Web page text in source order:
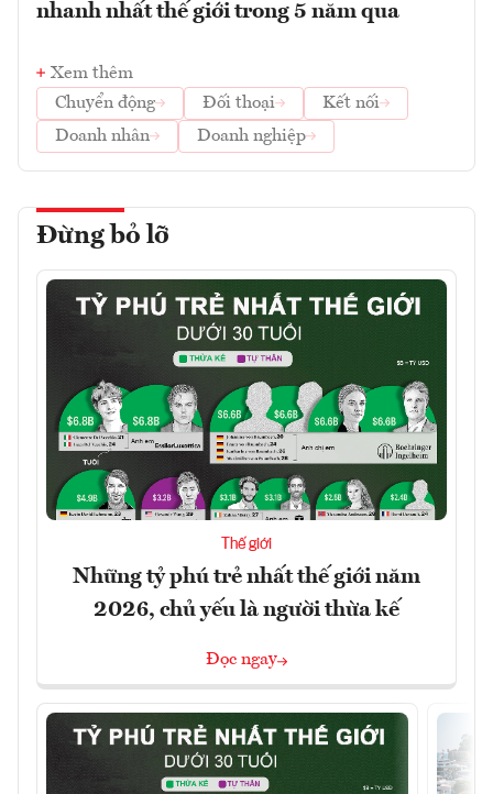
nhanh nhất thế giới trong 5 năm qua
Xem thêm
Chuyển động
Đối thoại
Kết nối
Doanh nhân
Doanh nghiệp
Đừng bỏ lỡ
Thế giới
Những tỷ phú trẻ nhất thế giới năm
2026, chủ yếu là người thừa kế
Đọc ngay